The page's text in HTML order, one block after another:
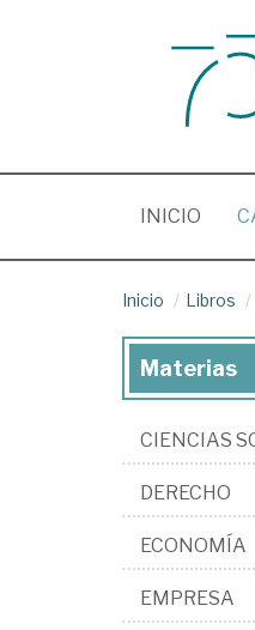
INICIO
Inicio Libros
Materias
CIENCIAS
DERECHO
ECONOMÍA
EMPRESA